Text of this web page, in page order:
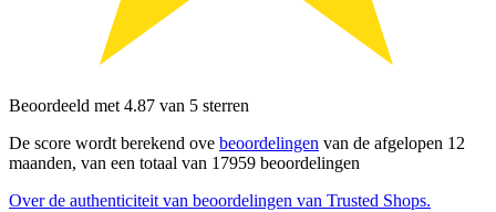
Beoordeeld met 4.87 van 5 sterren
De score wordt berekend ove beoordelingen van de afgelopen 12
maanden, van een totaal van 17959 beoordelingen
Over de authenticiteit van beoordelingen van Trusted Shops.